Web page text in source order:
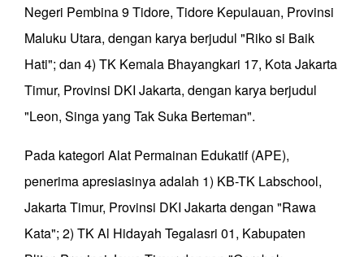
Negeri Pembina 9 Tidore, Tidore Kepulauan, Provinsi
Maluku Utara, dengan karya berjudul "Riko si Baik
Hati"; dan 4) TK Kemala Bhayangkari 17, Kota Jakarta
Timur, Provinsi DKI Jakarta, dengan karya berjudul
"Leon, Singa yang Tak Suka Berteman".
Pada kategori Alat Permainan Edukatif (APE),
penerima apresiasinya adalah 1) KB-TK Labschool,
Jakarta Timur, Provinsi DKI Jakarta dengan "Rawa
Kata"; 2) TK Al Hidayah Tegalasri 01, Kabupaten